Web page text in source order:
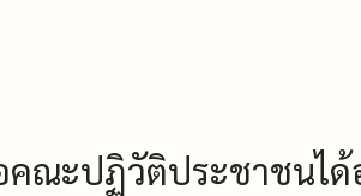
คณะปฏิวัติประชาชนไ